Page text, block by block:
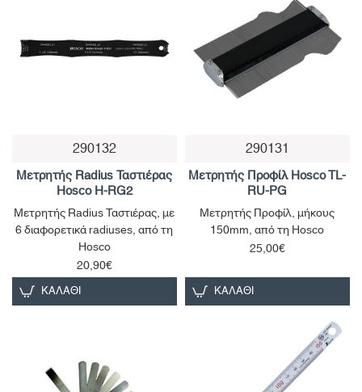
290132
Μετρητής Radius Ταστιέρας
Hosco H-RG2
Μετρητής Radius Ταστιέρας, με
6 διαφορετικά radiuses, από τη
Hosco
20,90€
ΚΑΛΆΘΙ
290131
Μετρητής Προφίλ Hosco TL-
RU-PG
Μετρητής Προφίλ, μήκους
150mm, από τη Hosco
25,00€
ΚΑΛΆΘΙ